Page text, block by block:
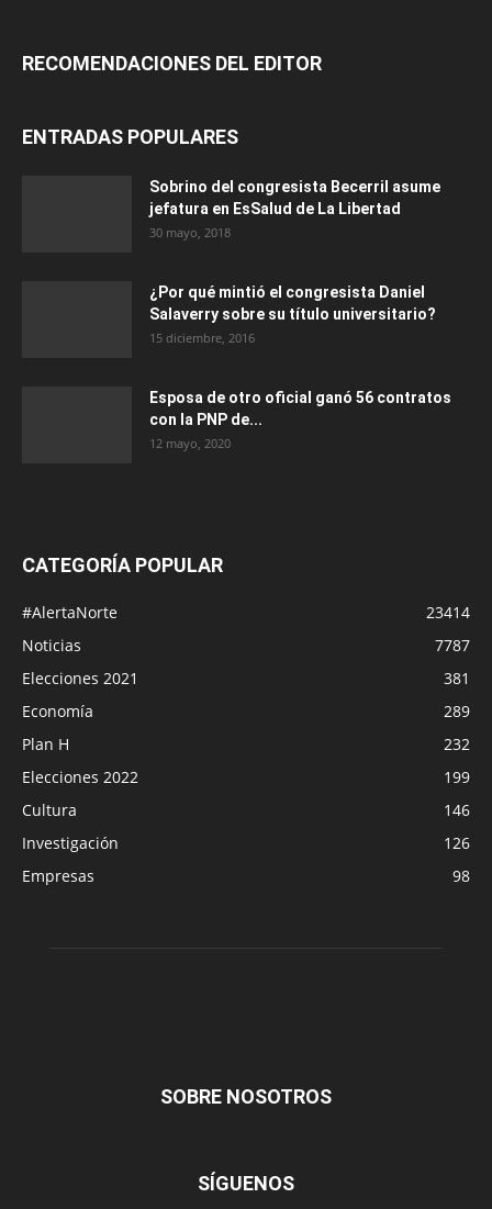
RECOMENDACIONES DEL EDITOR
ENTRADAS POPULARES
Sobrino del congresista Becerril asume
jefatura en EsSalud de La Libertad
30 mayo, 2018
¿Por qué mintió el congresista Daniel
Salaverry sobre su título universitario?
15 diciembre, 2016
Esposa de otro oficial ganó 56 contratos
con la PNP de...
12 mayo, 2020
CATEGORÍA POPULAR
#AlertaNorte
23414
Noticias
7787
Elecciones 2021
381
Economía
289
Plan H
232
Elecciones 2022
199
Cultura
146
Investigación
126
Empresas
98
SOBRE NOSOTROS
SÍGUENOS